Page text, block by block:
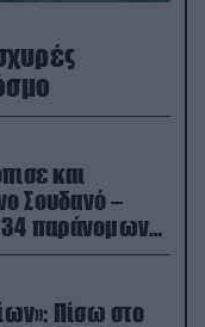
και
Σουδανό –
34 παράνομων
Πίσω στο